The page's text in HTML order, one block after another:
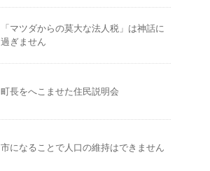
「マツダからの莫大な法人税」は神話に
過ぎません
町長をへこませた住民説明会
市になることで人口の維持はできません